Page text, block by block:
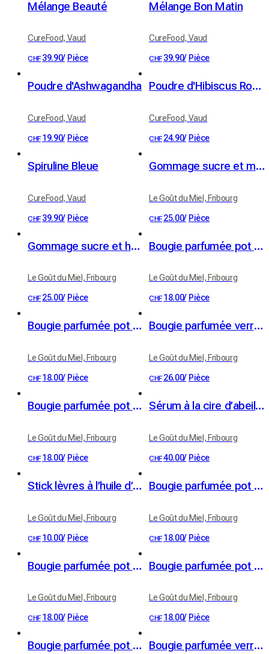
Mélange Beauté
CureFood, Vaud
CHF 39.90/ Pièce
Mélange Bon Matin
CureFood, Vaud
CHF 39.90/ Pièce
Poudre d'Ashwagandha
CureFood, Vaud
CHF 19.90/ Pièce
Poudre d'Hibiscus Rouge
CureFood, Vaud
CHF 24.90/ Pièce
Spiruline Bleue
CureFood, Vaud
CHF 39.90/ Pièce
Gommage sucre et miel de nos ruchers - parfum miel-citron
Le Goût du Miel, Fribourg
CHF 25.00/ Pièce
Gommage sucre et huile de noyau d’abricot BIO - parfum abricot
Le Goût du Miel, Fribourg
CHF 25.00/ Pièce
Bougie parfumée pot céramique Parfum Lune de Miel
Le Goût du Miel, Fribourg
CHF 18.00/ Pièce
Bougie parfumée pot céramique "Délice de Baies"
Le Goût du Miel, Fribourg
CHF 18.00/ Pièce
Bougie parfumée verrine « Lune de Miel »
Le Goût du Miel, Fribourg
CHF 26.00/ Pièce
Bougie parfumée pot céramique "Nuit d'agrumes"
Le Goût du Miel, Fribourg
CHF 18.00/ Pièce
Sérum à la cire d’abeilles, huiles d’abricot BIO et jojoba BIO
Le Goût du Miel, Fribourg
CHF40.00/ Pièce
Stick lèvres à l’huile d’abricot et véritable cire d’abeilles
Le Goût du Miel, Fribourg
CHF 10.00/ Pièce
Bougie parfumée pot céramique "Hymne au Verger"
Le Goût du Miel, Fribourg
CHF 18.00/ Pièce
Bougie parfumée pot céramique "Infusion Dorée"
Le Goût du Miel, Fribourg
CHF 18.00/ Pièce
Bougie parfumée pot céramique "Vent des Cimes"
Le Goût du Miel, Fribourg
CHF 18.00/ Pièce
Bougie parfumée pot céramique "Entre crème et ciel" Bougie parfumée verrine "Hymne au Verger"